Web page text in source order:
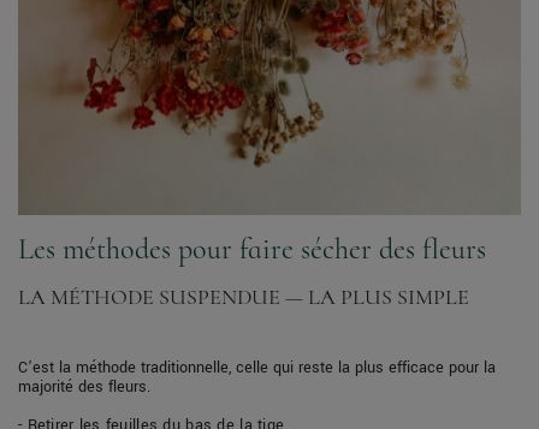
Les méthodes pour faire sécher des fleurs
LA MÉTHODE SUSPENDUE — LA PLUS SIMPLE
C’est la méthode traditionnelle, celle qui reste la plus efficace pour la
majorité des fleurs.